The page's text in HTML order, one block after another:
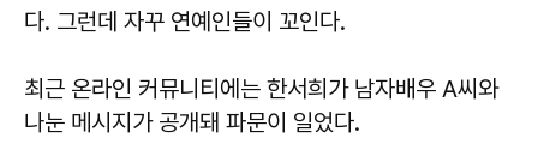
다. 그런데 자꾸 연예인들이 꼬인다.
최근 온라인 커뮤니티에는 한서희가 남자배우 A씨와
나눈 메시지가 공개돼 파문이 일었다.